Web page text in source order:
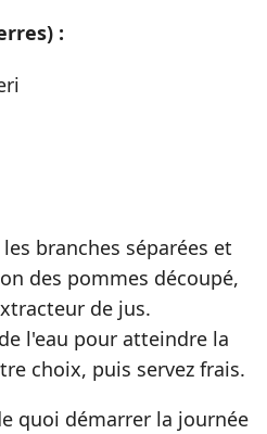
:
branches séparées et
des pommes découpé,
de jus.
l'eau pour atteindre la
choix, puis servez frais.
quoi démarrer la journée